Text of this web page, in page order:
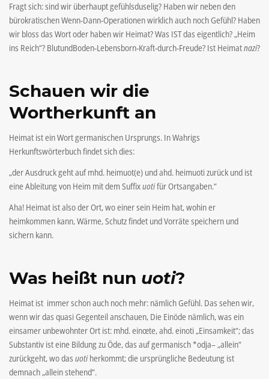
Fragt sich: sind wir überhaupt gefühlsduselig? Haben wir neben den
bürokratischen Wenn-Dann-Operationen wirklich auch noch Gefühl? Haben
wir bloss das Wort oder haben wir Heimat? Was IST das eigentlich? „Heim
ins Reich“? BlutundBoden-Lebensborn-Kraft-durch-Freude? Ist Heimatnazi?
Schauen wir die
Wortherkunft an
Heimat ist ein Wort germanischen Ursprungs. In Wahrigs
Herkunftswörterbuch findet sich dies:
„der Ausdruck geht auf mhd. heimuot(e) und ahd. heimuotizurück und ist
eine Ableitung von Heim mit dem Suffixuotifür Ortsangaben.“
Aha! Heimat ist also der Ort, wo einer sein Heim hat, wohin er
heimkommen kann, Wärme, Schutz findet und Vorräte speichern und
sichern kann.
Was heißt nun uoti?
Heimat ist immer schon auch noch mehr: nämlich Gefühl. Das sehen wir,
wenn wir das quasi Gegenteil anschauen, Die Einöde nämlich, was ein
einsamer unbewohnter Ort ist: mhd.einœte,ahd.einoti„Einsamkeit“; das
Substantiv ist eine Bildung zuÖde,das auf germanisch*odja–„allein“
zurückgeht, wo das uotiherkommt; die ursprüngliche Bedeutung ist
demnach „allein stehend“.